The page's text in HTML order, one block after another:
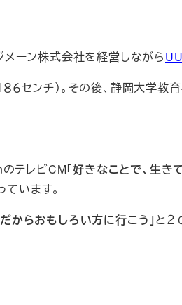
メーン株式会社を経営しながら
センチ）。その後、静岡大学
のテレビCM「好きなことで、生き
います。
からおもしろい方に行こう」と２